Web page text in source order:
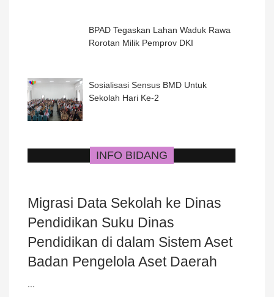
BPAD Tegaskan Lahan Waduk Rawa
Rorotan Milik Pemprov DKI
Sosialisasi Sensus BMD Untuk
Sekolah Hari Ke-2
INFO BIDANG
Migrasi Data Sekolah ke Dinas
Pendidikan Suku Dinas
Pendidikan di dalam Sistem Aset
Badan Pengelola Aset Daerah
...